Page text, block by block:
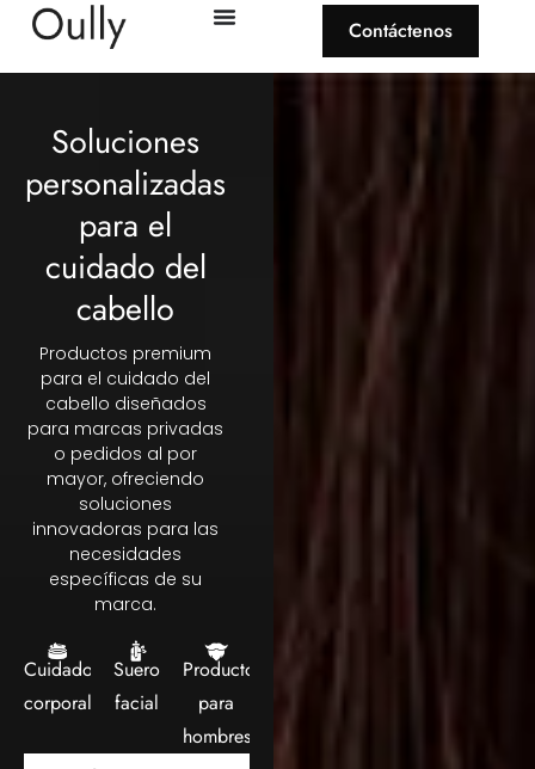
Contáctenos
Soluciones
personalizadas
para el
cuidado del
cabello
Productos premium
para el cuidado del
cabello diseñados
para marcas privadas
o pedidos al por
mayor, ofreciendo
soluciones
innovadoras para las
necesidades
específicas de su
marca.
Cuidado
corporal
Suero
facial
Producto
para
hombres